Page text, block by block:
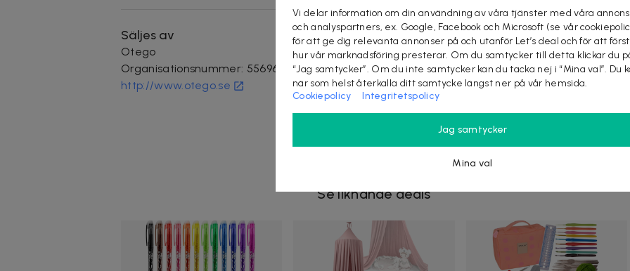
Säljes av
Otego
Organisationsnummer: 556966-XXXX
http://www.otego.se
VÄLJ ALTERNATIV
Se liknande deals
Vi delar information om din användning av våra tjänster med våra
och analyspartners, ex. Google, Facebook och Microsoft (se vår
för att ge dig relevanta annonser på och utanför Let’s deal och för att
hur vår marknadsföring presterar. Om du samtycker till detta klickar du
“Jag samtycker”. Om du inte samtycker kan du tacka nej i “Mina val”. Du
när som helst återkalla ditt samtycke längst ner på vår hemsida.
Cookiepolicy
Integritetspolicy
Jag samtycker
Mina val